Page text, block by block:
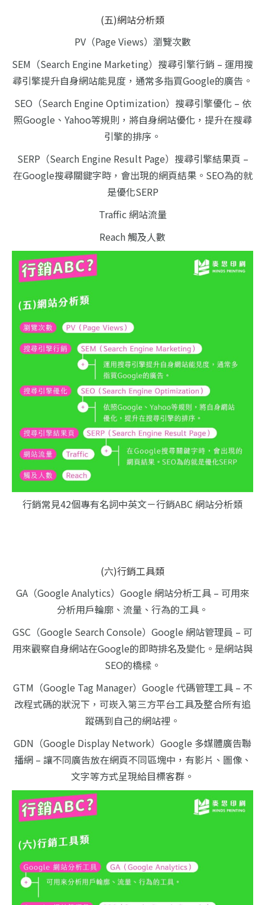
(五)網站分析類
PV（Page Views）瀏覽次數
SEM（Search Engine Marketing）搜尋引擎行銷 – 運用搜
尋引擎提升自身網站能見度，通常多指買Google的廣告。
SEO（Search Engine Optimization）搜尋引擎優化 – 依
照Google、Yahoo等規則，將自身網站優化，提升在搜尋
引擎的排序。
SERP（Search Engine Result Page）搜尋引擎結果頁 –
在Google搜尋關鍵字時，會出現的網頁結果。SEO為的就
是優化SERP
Traffic 網站流量
Reach 觸及人數
行銷常見42個專有名詞中英文－行銷ABC 網站分析類
(六)行銷工具類
GA（Google Analytics）Google 網站分析工具 – 可用來
分析用戶輪廓、流量、行為的工具。
GSC（Google Search Console）Google 網站管理員 – 可
用來觀察自身網站在Google的即時排名及變化。是網站與
SEO的橋樑。
GTM（Google Tag Manager）Google 代碼管理工具 – 不
改程式碼的狀況下，可崁入第三方平台工具及整合所有追
蹤碼到自己的網站裡。
GDN（Google Display Network）Google 多媒體廣告聯
播網 – 讓不同廣告放在網頁不同區塊中，有影片、圖像、
文字等方式呈現給目標客群。